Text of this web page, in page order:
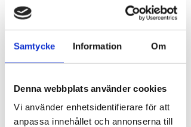
Samtycke Information Om
Denna webbplats använder cookies
Vi använder enhetsidentifierare för att
anpassa innehållet och annonserna till